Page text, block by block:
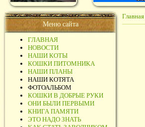
Меню сайта
ГЛАВНАЯ
НОВОСТИ
НАШИ КОТЫ
КОШКИ ПИТОМНИКА
НАШИ ПЛАНЫ
НАШИ КОТЯТА
ФОТОАЛЬБОМ
КОШКИ В ДОБРЫЕ РУКИ
ОНИ БЫЛИ ПЕРВЫМИ
КНИГА ПАМЯТИ
ЭТО НАДО ЗНАТЬ
Главная